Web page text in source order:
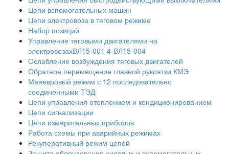
Цепи вспомогательных машин
Цепи электровоза в тяговом режиме
Набор позиций
Управление тяговыми двигателями на
электровозахВЛ15-001 4-ВЛ15-004
Ослабление возбуждения тяговых двигателей
Обратное перемещение главной рукоятки КМЭ
Маневровый режим с 12 последовательно
соединенными ТЭД
Цепи управления отоплением и кондиционированием
Цепи сигнализации
Цепи измерительных приборов
Работа схемы при аварийных режимах
Рекуперативный режим цепей